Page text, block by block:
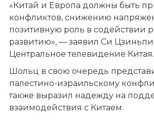
«Китай и Европа должны быть
конфликтов, снижению
позитивную роль в содействии
развитию», — заявил Си
Центральное телевидение Китая.
Шольц в свою очередь
палестино-израильскому
также выразил надежду на
взаимодействия с Китаем.